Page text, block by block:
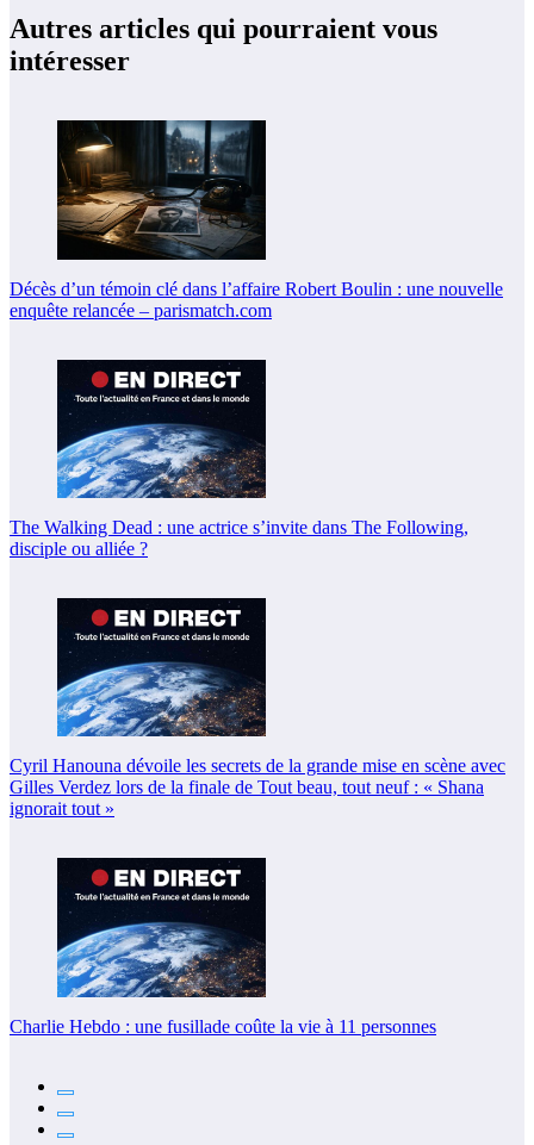
Autres articles qui pourraient vous
intéresser
Décès d’un témoin clé dans l’affaire Robert Boulin : une nouvelle
enquête relancée – parismatch.com
The Walking Dead : une actrice s’invite dans The Following,
disciple ou alliée ?
Cyril Hanouna dévoile les secrets de la grande mise en scène avec
Gilles Verdez lors de la finale de Tout beau, tout neuf : « Shana
ignorait tout »
Charlie Hebdo : une fusillade coûte la vie à 11 personnes